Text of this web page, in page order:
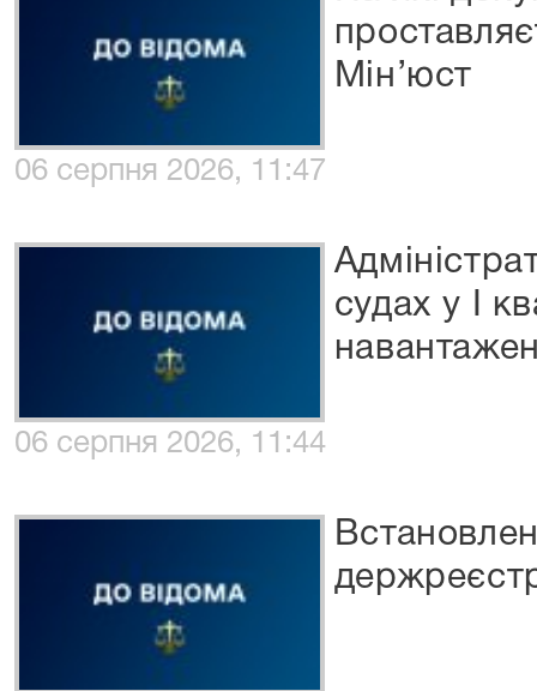
Мін’юст
06 серпня 2026, 11:47
судах у І
06 серпня 2026, 11:44